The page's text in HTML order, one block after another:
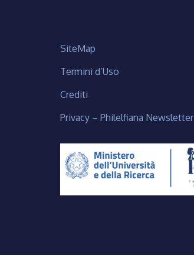
SiteMap
Termini d’Uso
Crediti
Privacy – Philelfiana Newsletter